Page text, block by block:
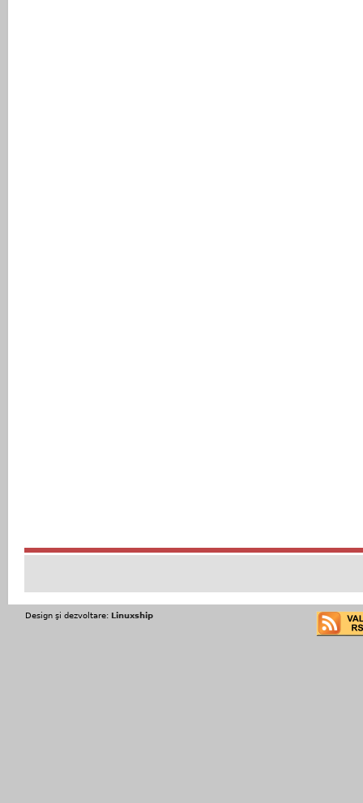
Design şi dezvoltare: Linuxship